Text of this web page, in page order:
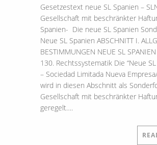
Gesetzestext neue SL Spanien –
Gesellschaft mit beschränkter
Spanien- Die neue SL Spanien
Neue SL Spanien ABSCHNITT I.
BESTIMMUNGEN NEUE SL
130. Rechtssystematik Die “Neue
– Sociedad Limitada Nueva
wird in diesen Abschnitt als
Gesellschaft mit beschränkter
geregelt….